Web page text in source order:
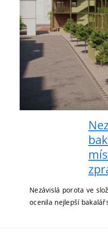
Nezávislá porota ve
ocenila nejlepší